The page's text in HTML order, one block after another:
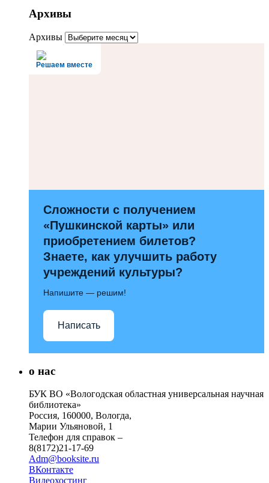
Архивы
Архивы
Решаем вместе
Сложности с получением
«Пушкинской карты» или
приобретением билетов?
Знаете, как улучшить работу
учреждений культуры?
Напишите — решим!
Написать
о нас
БУК ВО «Вологодская областная универсальная научная
библиотека»
Россия, 160000, Вологда,
Марии Ульяновой, 1
Телефон для справок –
8(8172)21-17-69
Adm@booksite.ru
ВКонтакте
Видеохостинг